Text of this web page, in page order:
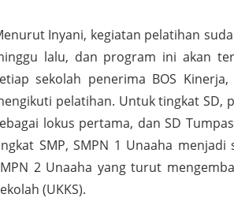
Inyani, kegiatan pelatihan
lalu, dan program ini akan
sekolah penerima BOS
pelatihan. Untuk tingkat SD,
lokus pertama, dan SD
SMP, SMPN 1 Unaaha
2 Unaaha yang turut
(UKKS).